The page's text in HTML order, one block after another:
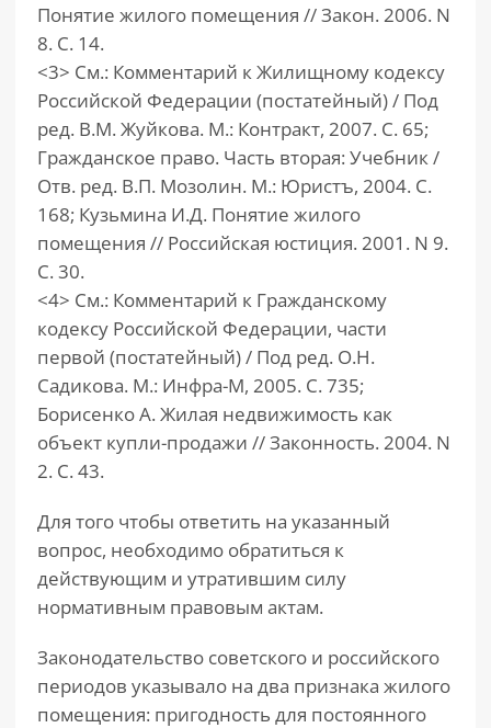
Понятие жилого помещения // Закон. 2006. N
8. С. 14.
<3> См.: Комментарий к Жилищному кодексу
Российской Федерации (постатейный) / Под
ред. В.М. Жуйкова. М.: Контракт, 2007. С. 65;
Гражданское право. Часть вторая: Учебник /
Отв. ред. В.П. Мозолин. М.: Юристъ, 2004. С.
168; Кузьмина И.Д. Понятие жилого
помещения // Российская юстиция. 2001. N 9.
С. 30.
<4> См.: Комментарий к Гражданскому
кодексу Российской Федерации, части
первой (постатейный) / Под ред. О.Н.
Садикова. М.: Инфра-М, 2005. С. 735;
Борисенко А. Жилая недвижимость как
объект купли-продажи // Законность. 2004. N
2. С. 43.
Для того чтобы ответить на указанный
вопрос, необходимо обратиться к
действующим и утратившим силу
нормативным правовым актам.
Законодательство советского и российского
периодов указывало на два признака жилого
помещения: пригодность для постоянного